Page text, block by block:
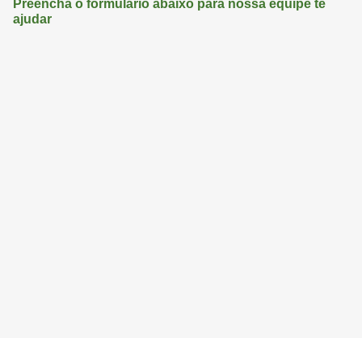
Preencha o formulário abaixo para nossa equipe te
ajudar